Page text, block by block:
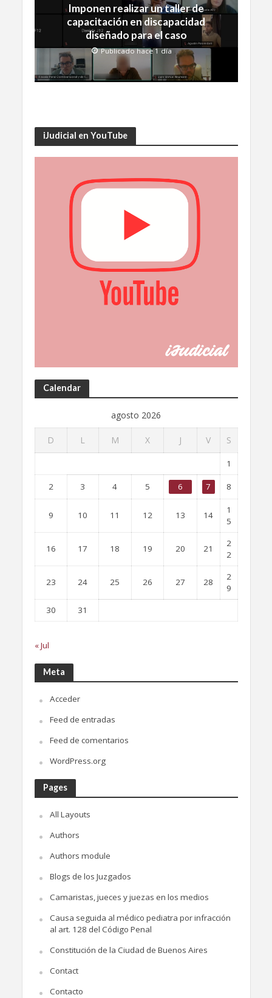
Imponen realizar un taller de
capacitación en discapacidad
diseñado para el caso
Publicado hace 1 día
iJudicial en YouTube
Calendar
agosto 2026
D L M X J V S
1
2 3 4 5 6 7 8
9 10 11 12 13 14
1
5
16 17 18 19 20 21
2
2
23 24 25 26 27 28
2
9
30
31
« Jul
Meta
Acceder
Feed de entradas
Feed de comentarios
WordPress.org
Pages
All Layouts
Authors
Authors module
Blogs de los Juzgados
Camaristas, jueces y juezas en los medios
Causa seguida al médico pediatra por infracción
al art. 128 del Código Penal
Constitución de la Ciudad de Buenos Aires
Contact
Contacto